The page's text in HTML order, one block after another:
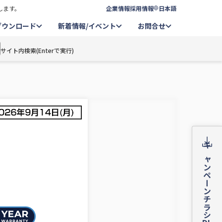
す。 企業情報採用情報 日本語
ウンロード 新着情報/イベント お問合せ
サイト内検索(Enterで実行)
キャンペーンチラシ